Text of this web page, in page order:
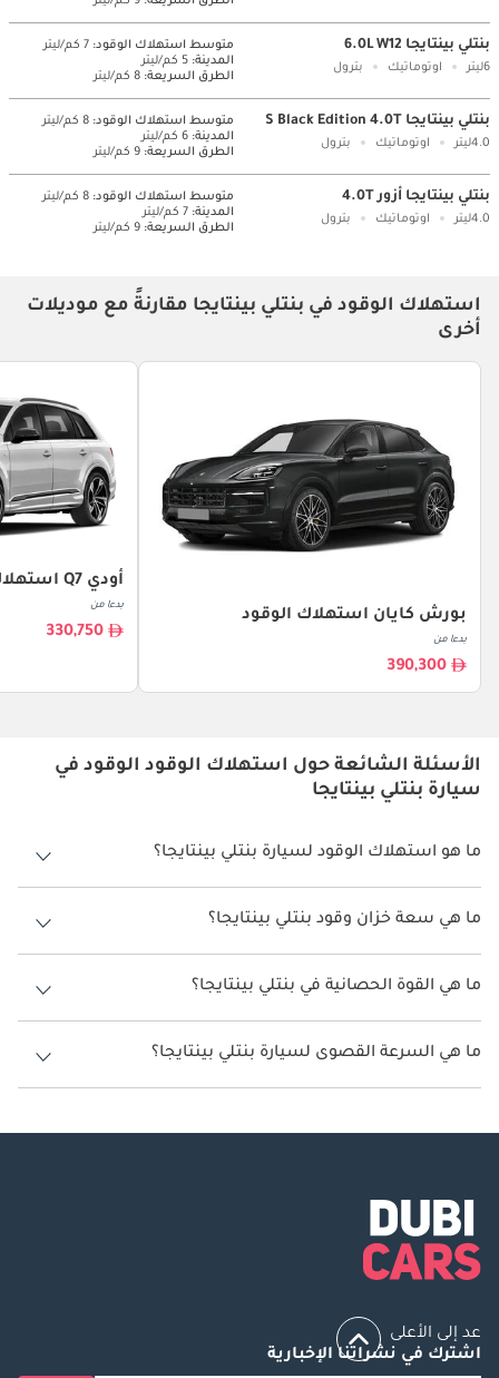
بنتلي بينتايجا 6.0L W12
6ليتر اوتوماتيك بترول
متوسط ​​استهلاك الوقود: 7 كم/ليتر
المدينة: 5 كم/ليتر
الطرق السريعة: 8 كم/ليتر
بنتلي بينتايجا S Black Edition 4.0T
4.0ليتر اوتوماتيك بترول
متوسط ​​استهلاك الوقود: 8 كم/ليتر
المدينة: 6 كم/ليتر
الطرق السريعة: 9 كم/ليتر
بنتلي بينتايجا أزور 4.0T
4.0ليتر اوتوماتيك بترول
متوسط ​​استهلاك الوقود: 8 كم/ليتر
المدينة: 7 كم/ليتر
الطرق السريعة: 9 كم/ليتر
استهلاك الوقود في بنتلي بينتايجا مقارنةً مع موديلات
أخرى
بورش كايان استهلاك الوقود
بدءا من
390,300
أودي Q7 استهلاك الوقود
بدءا من
330,750
الأسئلة الشائعة حول استهلاك الوقود الوقود في
سيارة بنتلي بينتايجا
ما هو استهلاك الوقود لسيارة بنتلي بينتايجا؟
يتراوح استهلاك الوقود لسيارة بنتلي بينتايجا بين 5 كم/ليتر - 7 كم/ليتر.
ما هي سعة خزان وقود بنتلي بينتايجا؟
سعة خزان وقود بنتلي بينتايجا 85 ليتر.
ما هي القوة الحصانية في بنتلي بينتايجا؟
تنتج بنتلي بينتايجا قوة 542 حصان - 600 حصان.
ما هي السرعة القصوى لسيارة بنتلي بينتايجا؟
السرعة القصوى لسيارة بنتلي بينتايجا هي 290 كم/الساعة - 301 كم/الساعة.
عد إلى الأعلى
اشترك في نشراتنا الإخبارية